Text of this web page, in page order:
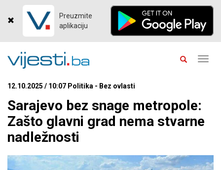
Preuzmite
aplikaciju
12.10.2025 / 10:07 Politika - Bez ovlasti
Sarajevo bez snage metropole:
Zašto glavni grad nema stvarne
nadležnosti